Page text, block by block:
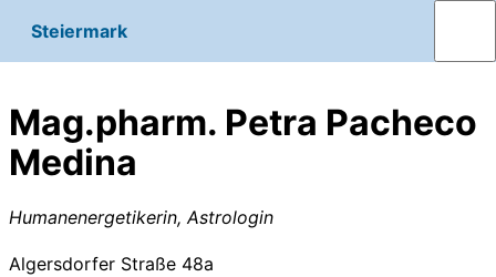
Steiermark
Mag.pharm. Petra Pacheco
Medina
Humanenergetikerin, Astrologin
Algersdorfer Straße 48a